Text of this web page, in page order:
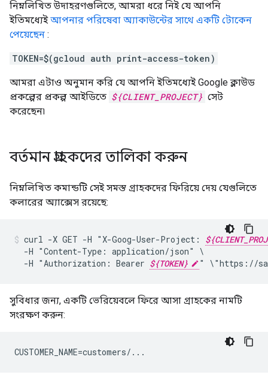
নিম্নলিখিত উদাহরণগুলিতে, আমরা ধরে নিই যে আপনি
ইতিমধ্যেইআপনার পরিষেবা অ্যাকাউন্টের সাথে একটি টোকেন
পেয়েছেন :
TOKEN=$(gcloud auth print-access-token)
আমরা এটাও অনুমান করি যে আপনি ইতিমধ্যেই Google ক্লাউড
প্রকল্পের প্রকল্প আইডিতে ${CLIENT_PROJECT} সেট
করেছেন৷
বর্তমান গ্রাহকদের তালিকা করুন
নিম্নলিখিত কমান্ডটি সেই সমস্ত গ্রাহকদের ফিরিয়ে দেয় যেগুলিতে
কলারের অ্যাক্সেস রয়েছে:
curl -X GET -H "X-Goog-User-Project:
-H "Content-Type: application/json"
-H "Authorization: Bearer ${TOKEN} " \"https://
সুবিধার জন্য, একটি ভেরিয়েবলে ফিরে আসা গ্রাহকের নামটি
সংরক্ষণ করুন:
CUSTOMER_NAME=customers/...